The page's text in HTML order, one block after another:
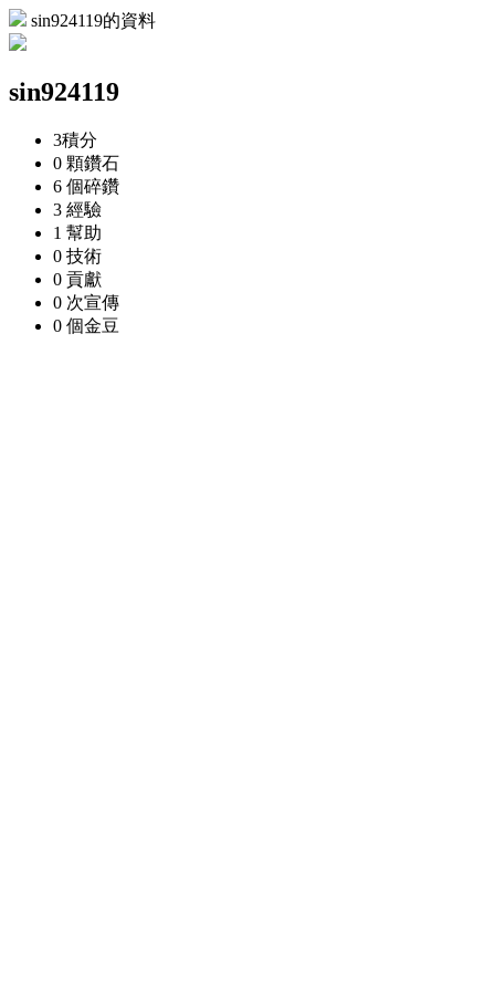
sin924119的資料
sin924119
3積分
0 顆鑽石
6 個碎鑽
3 經驗
1 幫助
0 技術
0 貢獻
0 次宣傳
0 個金豆